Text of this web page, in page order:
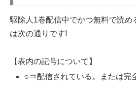
駆除人1巻配信中でかつ無料で読め
は次の通りです!
【表内の記号について】
○⇒配信されている。または完